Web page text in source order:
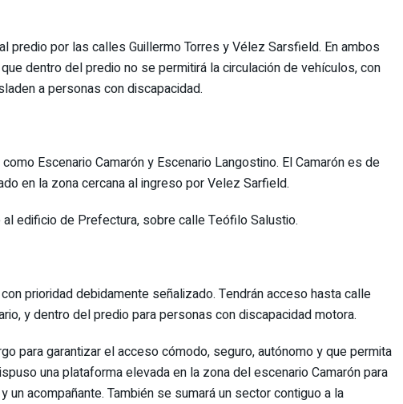
predio por las calles Guillermo Torres y Vélez Sarsfield. En ambos
dentro del predio no se permitirá la circulación de vehículos, con
a personas con discapacidad.
Escenario Camarón y Escenario Langostino. El Camarón es de
en la zona cercana al ingreso por Velez Sarfield.
edificio de Prefectura, sobre calle Teófilo Salustio.
prioridad debidamente señalizado. Tendrán acceso hasta calle
y dentro del predio para personas con discapacidad motora.
para garantizar el acceso cómodo, seguro, autónomo y que permita
una plataforma elevada en la zona del escenario Camarón para
un acompañante. También se sumará un sector contiguo a la